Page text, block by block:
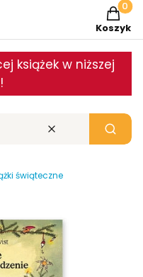
Koszyk
książek w niższej
Wyczyść Szukaj
świąteczne